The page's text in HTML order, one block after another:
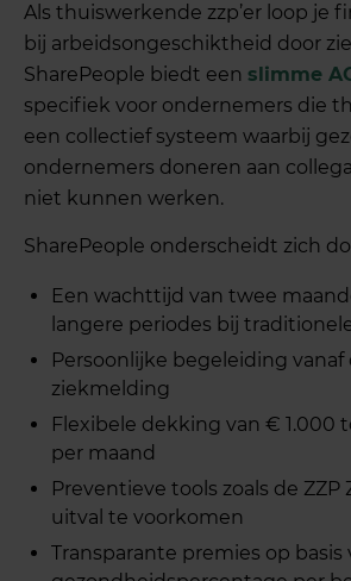
Als thuiswerkende zzp’er loop je
bij arbeidsongeschiktheid door
SharePeople biedt eenslimme
specifiek voor ondernemers die
een collectief systeem waarbij
ondernemers doneren aan
niet kunnen werken.
SharePeople onderscheidt zich
Een wachttijd van twee
langere periodes bij
Persoonlijke begeleiding vanaf
ziekmelding
Flexibele dekking van € 1.000
per maand
Preventieve tools zoals de ZZP
uitval te voorkomen
Transparante premies op basis